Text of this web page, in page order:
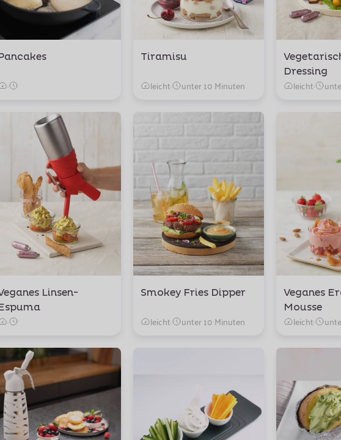
·
Tiramisu
leicht· unter 10 Minuten
Dressing
leicht·
Linsen-
·
Smokey Fries Dipper
leicht· unter 10 Minuten
Veganes
Mousse
leicht·